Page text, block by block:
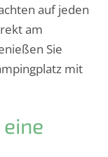
auf jeden
am
Sie
mit